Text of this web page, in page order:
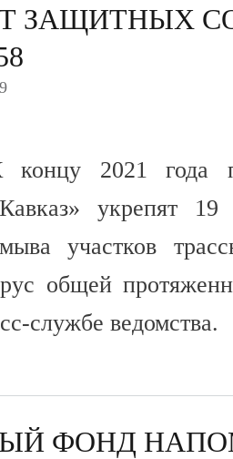
ЗАЩИТНЫХ
концу 2021 года
укрепят 19
участков
общей
службе ведомства.
ФОНД